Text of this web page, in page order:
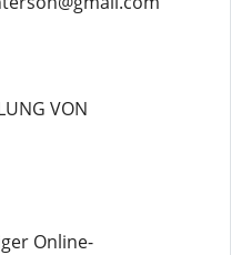
VON
Online-